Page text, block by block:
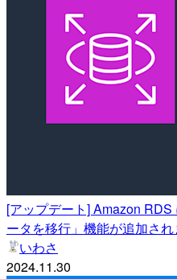
[アップデート] Amazon
ータを移行」機能が追加され
いわさ
2024.11.30